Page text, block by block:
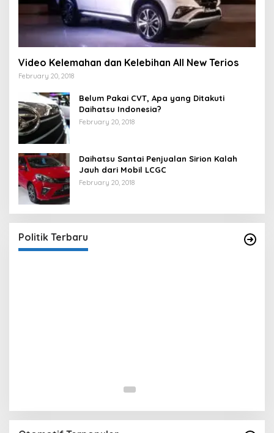
Video Kelemahan dan Kelebihan All New Terios
February 20, 2018
Belum Pakai CVT, Apa yang Ditakuti
Daihatsu Indonesia?
February 20, 2018
Daihatsu Santai Penjualan Sirion Kalah
Jauh dari Mobil LCGC
February 20, 2018
Politik Terbaru
Yasin
In Berita, Politik |